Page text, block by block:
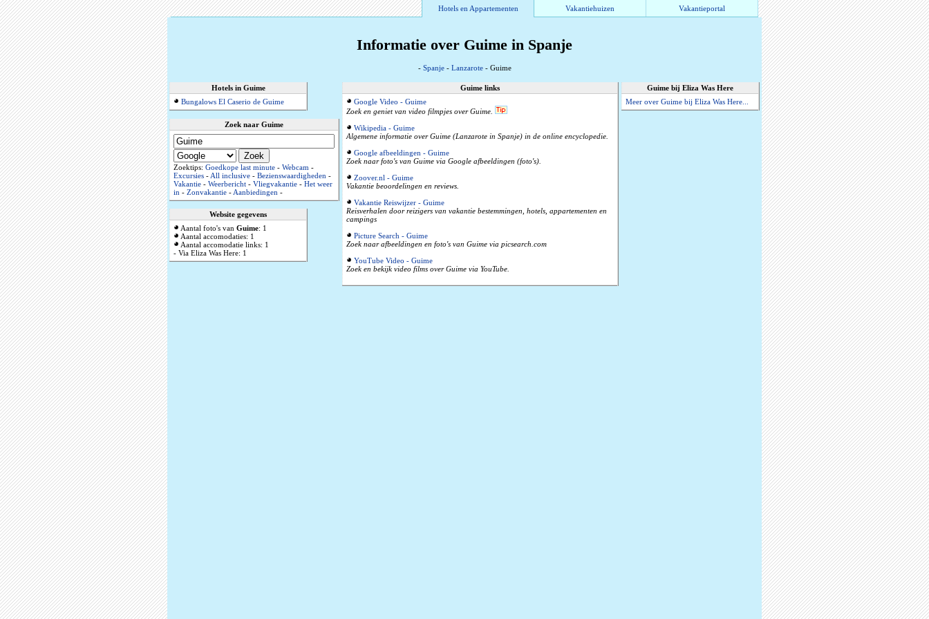
Hotels en Appartementen Vakantiehuizen Vakantieportal
Informatie over Guime in Spanje
- Spanje- Lanzarote- Guime
Hotels in Guime
Bungalows El Caserio de Guime
Zoek naar Guime
Zoektips: Goedkope last minute - Webcam -
Excursies -All inclusive - Bezienswaardigheden -
Vakantie - Weerbericht - Vliegvakantie - Het weer
in - Zonvakantie -Aanbiedingen -
Website gegevens
Aantal foto's van Guime: 1
Aantal accomodaties: 1
Aantal accomodatie links: 1
- Via Eliza Was Here: 1
Guime links
Google Video - Guime
Zoek en geniet van video filmpjes over Guime.
Wikipedia - Guime
Algemene informatie over Guime (Lanzarote in Spanje) in de online encyclopedie.
Google afbeeldingen - Guime
Zoek naar foto's van Guime via Google afbeeldingen (foto's).
Zoover.nl - Guime
Vakantie beoordelingen en reviews.
Vakantie Reiswijzer - Guime
Reisverhalen door reizigers van vakantie bestemmingen, hotels, appartementen en
campings
Picture Search - Guime
Zoek naar afbeeldingen en foto's van Guime via picsearch.com
YouTube Video - Guime
Zoek en bekijk video films over Guime via YouTube.
Guime bij Eliza Was Here
Meer over Guime bij Eliza Was Here...